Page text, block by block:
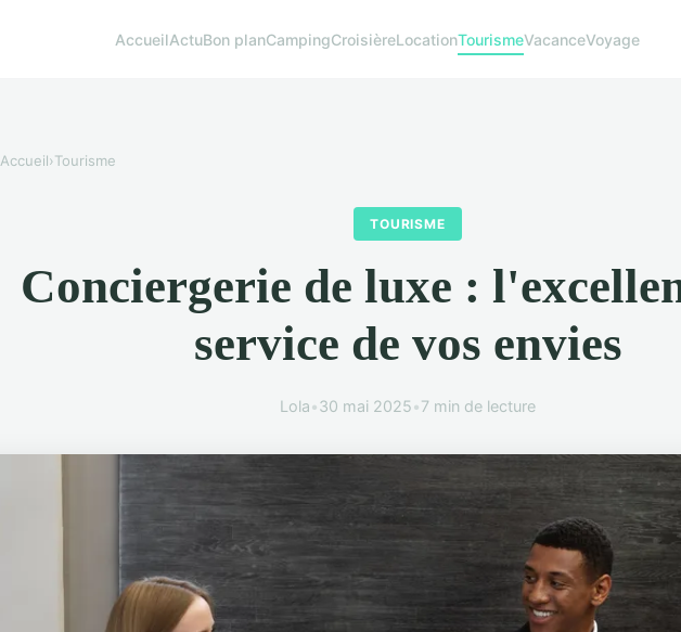
AccueilActuBon planCampingCroisièreLocationTourismeVacanceVoyage
Accueil›Tourisme
TOURISME
Conciergerie de luxe :
service de vos envies
Lola•30 mai 2025•7 min de lecture